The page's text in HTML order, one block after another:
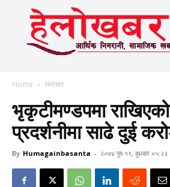
Home समाचार
भृकृटीमण्डपमा
प्रदर्शनीमा साढे दुई
By Humagainbasanta - २०७४ पुष १९, बुधबार ०५:२३